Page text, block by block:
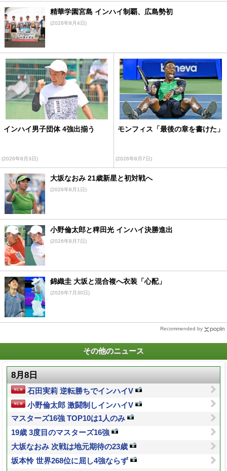
精華学園宮島 インハイ制覇、広島勢初
(2026年8月4日)
インハイ男子団体 4強出揃う
(2026年8月3日)
モンフィス「最後の章を書けた」
(2026年8月7日)
大坂なおみ 21歳新星と初対戦へ
(2026年8月1日)
小野倫太郎と稗田光 インハイ決勝進出
(2026年8月7日)
錦織圭 大坂と混合複へ衣装「心配」
(2026年7月30日)
Recommended by
その他のニュース
8月8日
石田実莉 逆転勝ちでインハイV
小野倫太郎 激闘制しインハイV
マスターズ16強 TOP10は1人のみ
19歳 3度目のマスターズ16強
大坂なおみ 次戦は地元期待の23歳
坂本怜 世界268位に屈し4強ならず